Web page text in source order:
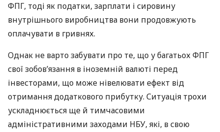
ФПГ, тоді як податки, зарплати і сировину
внутрішнього виробництва вони продовжують
оплачувати в гривнях.
Однак не варто забувати про те, що у багатьохФПГ
свої зобов’язання в іноземній валюті перед
інвесторами, що може нівелювати ефект від
отримання додаткового прибутку. Ситуація трохи
ускладнюється ще й тимчасовими
адміністративними заходами НБУ, які, в свою